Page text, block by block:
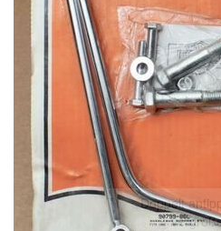
Doppelt